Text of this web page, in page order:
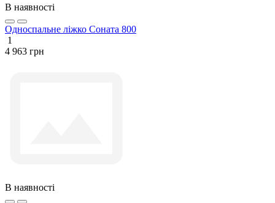
В наявності
Односпальне ліжко Соната 800
1
4 963 грн
В наявності